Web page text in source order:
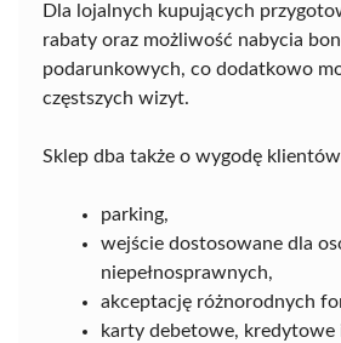
Dla lojalnych kupujących
rabaty oraz możliwość nabycia
podarunkowych, co dodatkowo
częstszych wizyt.
Sklep dba także o wygodę
parking,
wejście dostosowane dla
niepełnosprawnych,
akceptację różnorodnych
karty debetowe, kredytowe